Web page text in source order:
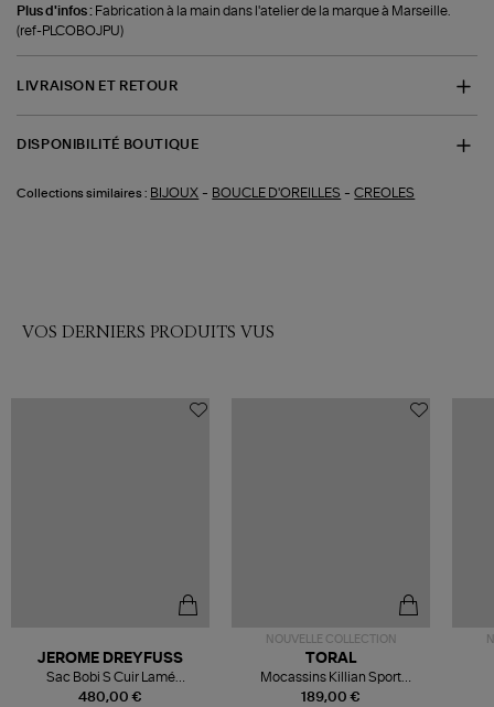
Plus d'infos : Fabrication à la main dans l'atelier de la marque à Marseille.
(ref-PLCOBOJPU)
LIVRAISON ET RETOUR
DISPONIBILITÉ BOUTIQUE
Collections similaires : BIJOUX - BOUCLE D'OREILLES -CREOLES
VOS DERNIERS PRODUITS VUS
480,00 €
JEROME DREYFUSS
Sac Bobi S Cuir Lamé
Champagne
NOUVELLE COLLECTION
189,00 €
TORAL
Mocassins Killian Sport
Mousse